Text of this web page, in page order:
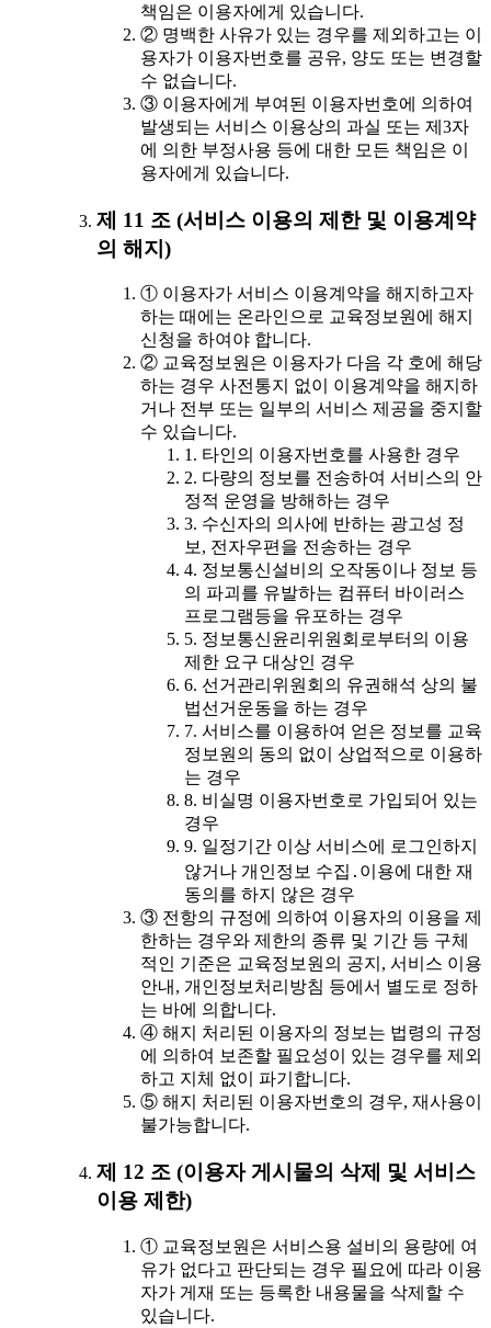
책임은 이용자에게 있습니다.
② 명백한 사유가 있는 경우를 제외하고는 이
용자가 이용자번호를 공유, 양도 또는 변경할
수 없습니다.
③ 이용자에게 부여된 이용자번호에 의하여
발생되는 서비스 이용상의 과실 또는 제3자
에 의한 부정사용 등에 대한 모든 책임은 이
용자에게 있습니다.
제 11 조 (서비스 이용의 제한 및 이용계약
의 해지)
① 이용자가 서비스 이용계약을 해지하고자
하는 때에는 온라인으로 교육정보원에 해지
신청을 하여야 합니다.
② 교육정보원은 이용자가 다음 각 호에 해당
하는 경우 사전통지 없이 이용계약을 해지하
거나 전부 또는 일부의 서비스 제공을 중지할
수 있습니다.
1. 타인의 이용자번호를 사용한 경우
2. 다량의 정보를 전송하여 서비스의 안
정적 운영을 방해하는 경우
3. 수신자의 의사에 반하는 광고성 정
보, 전자우편을 전송하는 경우
4. 정보통신설비의 오작동이나 정보 등
의 파괴를 유발하는 컴퓨터 바이러스
프로그램등을 유포하는 경우
5. 정보통신윤리위원회로부터의 이용
제한 요구 대상인 경우
6. 선거관리위원회의 유권해석 상의 불
법선거운동을 하는 경우
7. 서비스를 이용하여 얻은 정보를 교육
정보원의 동의 없이 상업적으로 이용하
는 경우
8. 비실명 이용자번호로 가입되어 있는
경우
9. 일정기간 이상 서비스에 로그인하지
않거나 개인정보 수집․이용에 대한 재
동의를 하지 않은 경우
③ 전항의 규정에 의하여 이용자의 이용을 제
한하는 경우와 제한의 종류 및 기간 등 구체
적인 기준은 교육정보원의 공지, 서비스 이용
안내, 개인정보처리방침 등에서 별도로 정하
는 바에 의합니다.
④ 해지 처리된 이용자의 정보는 법령의 규정
에 의하여 보존할 필요성이 있는 경우를 제외
하고 지체 없이 파기합니다.
⑤ 해지 처리된 이용자번호의 경우, 재사용이
불가능합니다.
제 12 조 (이용자 게시물의 삭제 및 서비스
이용 제한)
① 교육정보원은 서비스용 설비의 용량에 여
유가 없다고 판단되는 경우 필요에 따라 이용
자가 게재 또는 등록한 내용물을 삭제할 수
있습니다.